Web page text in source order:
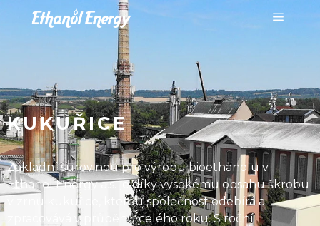
KUKUŘICE
Základní surovinou pro výrobu bioethanolu v
Ethanol Energy a.s. je díky vysokému obsahu škrobu
v zrnu kukuřice, kterou společnost odebírá a
zpracovává v průběhu celého roku.​ S roční